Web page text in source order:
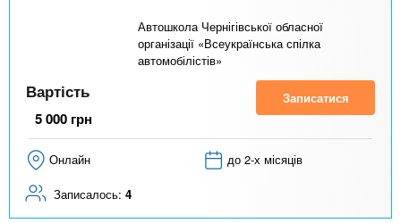
Автошкола Чернігівської обласної
організації «Всеукраїнська спілка
автомобілістів»
Вартість
5 000 грн
Записатися
Онлайн до 2-х місяців
Записалось: 4